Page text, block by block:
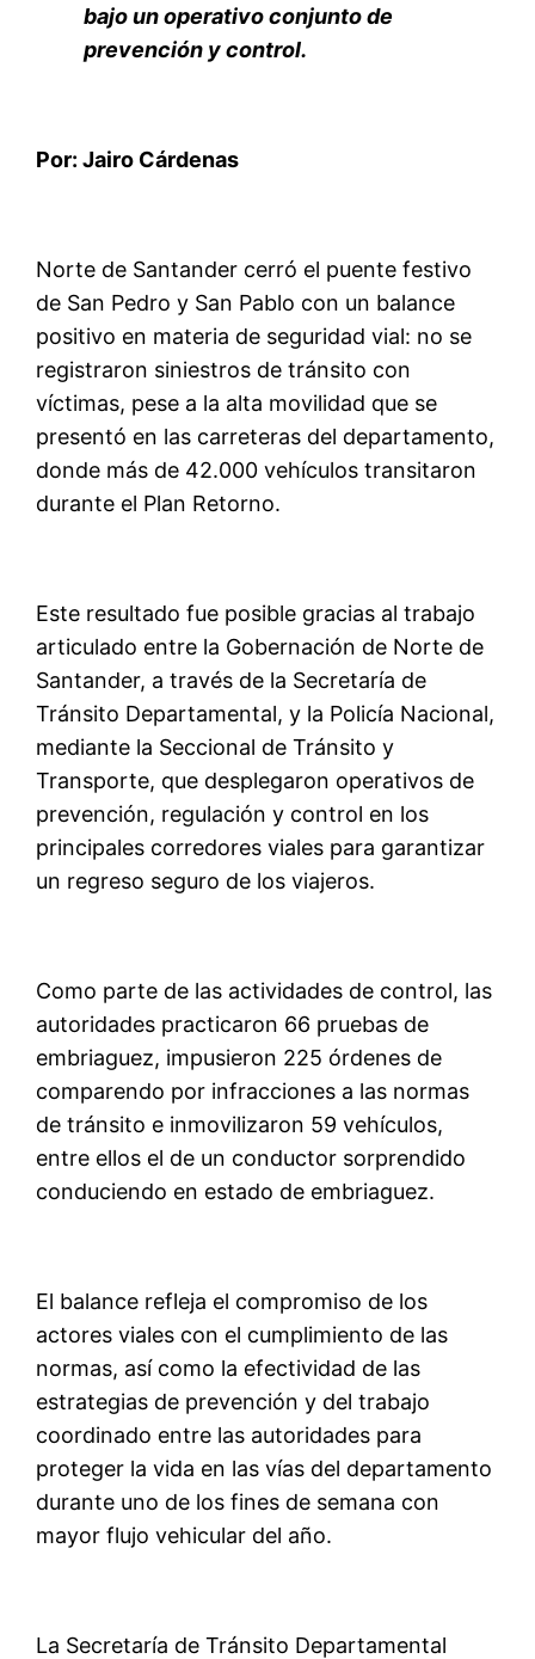
bajo un operativo conjunto de
prevención y control.
Por: Jairo Cárdenas
Norte de Santander cerró el puente festivo
de San Pedro y San Pablo con un balance
positivo en materia de seguridad vial: no se
registraron siniestros de tránsito con
víctimas, pese a la alta movilidad que se
presentó en las carreteras del departamento,
donde más de 42.000 vehículos transitaron
durante el Plan Retorno.
Este resultado fue posible gracias al trabajo
articulado entre la Gobernación de Norte de
Santander, a través de la Secretaría de
Tránsito Departamental, y la Policía Nacional,
mediante la Seccional de Tránsito y
Transporte, que desplegaron operativos de
prevención, regulación y control en los
principales corredores viales para garantizar
un regreso seguro de los viajeros.
Como parte de las actividades de control, las
autoridades practicaron 66 pruebas de
embriaguez, impusieron 225 órdenes de
comparendo por infracciones a las normas
de tránsito e inmovilizaron 59 vehículos,
entre ellos el de un conductor sorprendido
conduciendo en estado de embriaguez.
El balance refleja el compromiso de los
actores viales con el cumplimiento de las
normas, así como la efectividad de las
estrategias de prevención y del trabajo
coordinado entre las autoridades para
proteger la vida en las vías del departamento
durante uno de los fines de semana con
mayor flujo vehicular del año.
La Secretaría de Tránsito Departamental